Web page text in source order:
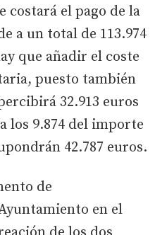
costará el pago de la
a un total de 113.974
que añadir el coste
puesto también
32.913 euros
los 9.874 del importe
42.787 euros.
de
en el